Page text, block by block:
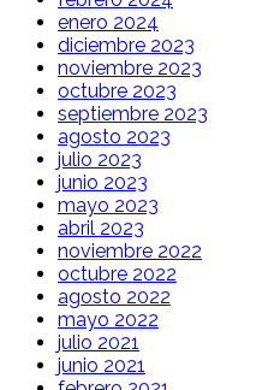
enero 2024
diciembre 2023
noviembre 2023
octubre 2023
septiembre 2023
agosto 2023
julio 2023
junio 2023
mayo 2023
abril 2023
noviembre 2022
octubre 2022
agosto 2022
mayo 2022
julio 2021
junio 2021